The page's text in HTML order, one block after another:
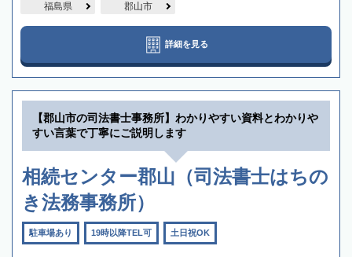
福島県 郡山市
詳細を見る
【郡山市の司法書士事務所】わかりやすい資料とわかりや
すい言葉で丁寧にご説明します
相続センター郡山（司法書士はちの
き法務事務所）
駐車場あり 19時以降TEL可 土日祝OK